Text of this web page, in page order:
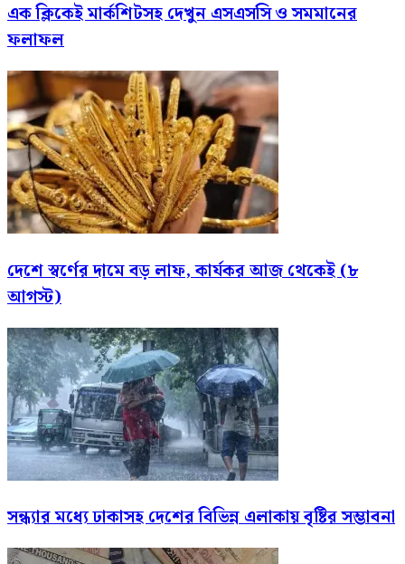
এক ক্লিকেই মার্কশিটসহ দেখুন এসএসসি ও সমমানের
ফলাফল
দেশে স্বর্ণের দামে বড় লাফ, কার্যকর আজ থেকেই (৮
আগস্ট)
সন্ধ্যার মধ্যে ঢাকাসহ দেশের বিভিন্ন এলাকায় বৃষ্টির সম্ভাবনা